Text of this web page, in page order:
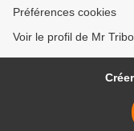
Préférences cookies
Voir le profil de Mr